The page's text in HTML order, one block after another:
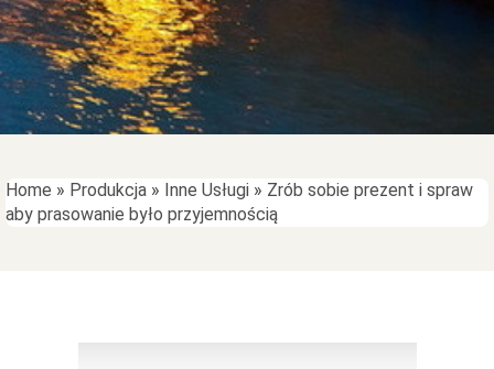
Home » Produkcja » Inne Usługi » Zrób sobie prezent i spraw
aby prasowanie było przyjemnością